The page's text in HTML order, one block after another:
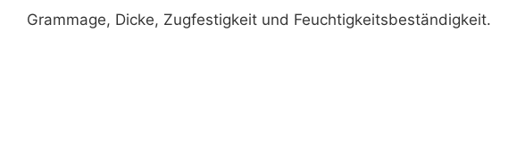
Grammage, Dicke, Zugfestigkeit und Feuchtigkeitsbeständigkeit.